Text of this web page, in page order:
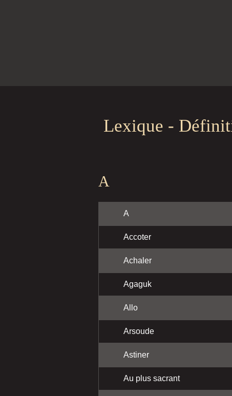
Lexique -
A
A
Accoter
Achaler
Agaguk
Allo
Arsoude
Astiner
Au plus sacrant